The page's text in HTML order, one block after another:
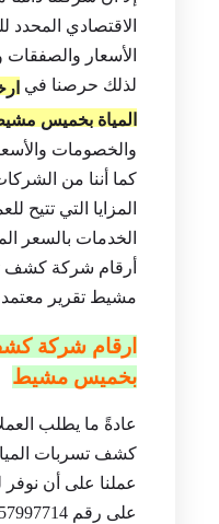
صعوبة المشكلة
إلا أن شركتنا
الاقتصادي المحدد
الأسعار
لذلك حرصنا في
المياة بخميس
والخصومات
كما أننا من
المزايا التي تتيح
الخدمات بالسعر
مشيط تقرير معتمد
بخميس مشيط
عادةً ما يطلب
كشف تسربات